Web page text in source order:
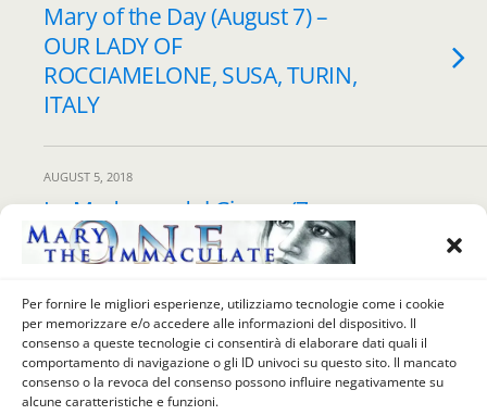
Per fornire le migliori esperienze, utilizziamo tecnologie come i cookie
per memorizzare e/o accedere alle informazioni del dispositivo. Il
consenso a queste tecnologie ci consentirà di elaborare dati quali il
comportamento di navigazione o gli ID univoci su questo sito. Il mancato
consenso o la revoca del consenso possono influire negativamente su
alcune caratteristiche e funzioni.
Mary of the Day (August 7) –
OUR LADY OF
ROCCIAMELONE, SUSA, TURIN,
ITALY
AUGUST 5, 2018
La Madonna del Giorno (7
Agosto) – MADONNA DI
ROCCIAMELONE, SUSA,
TORINO, ITALIA
Back to top